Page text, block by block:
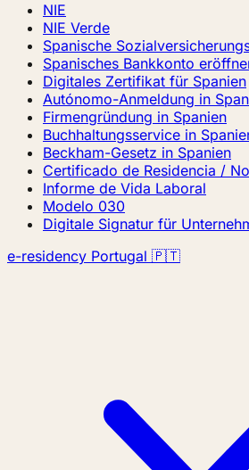
NIE
NIE Verde
Spanische
Spanisches Bankkonto
Digitales Zertifikat für Spanien
Autónomo-Anmeldung in
Firmengründung in Spanien
Buchhaltungsservice in
Beckham-Gesetz in Spanien
Certificado de Residencia /
Informe de Vida Laboral
Modelo 030
Digitale Signatur für
e-residency Portugal 🇵🇹